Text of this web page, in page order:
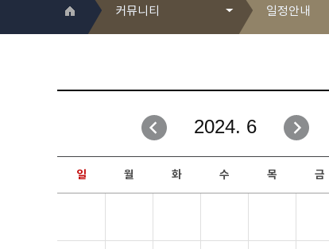
커뮤니티
취업성공지원과
창업지원·교육센터
현장실습/IPP사업단
커뮤니티
일정안내
자유게시판
일정안내
보도자료
행사갤러리
2024. 6
일 월 화 수 목 금